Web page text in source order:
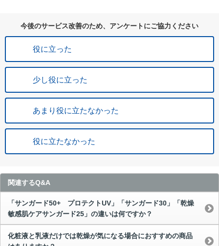
今後のサービス改善のため、アンケートにご協力ください
役に立った
少し役に立った
あまり役に立たなかった
役に立たなかった
関連するQ&A
「サンガード50+ プロテクトUV」「サンガード30」「乾燥
敏感肌ケアサンガード25」の違いは何ですか？
化粧液と乳液だけでは乾燥が気になる場合におすすめの商品